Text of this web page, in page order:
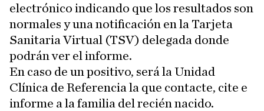
electrónico indicando que los resultados son
normales y una notificación en la Tarjeta
Sanitaria Virtual (TSV) delegada donde
podrán ver el informe.
En caso de un positivo, será la Unidad
Clínica de Referencia la que contacte, cite e
informe a la familia del recién nacido.